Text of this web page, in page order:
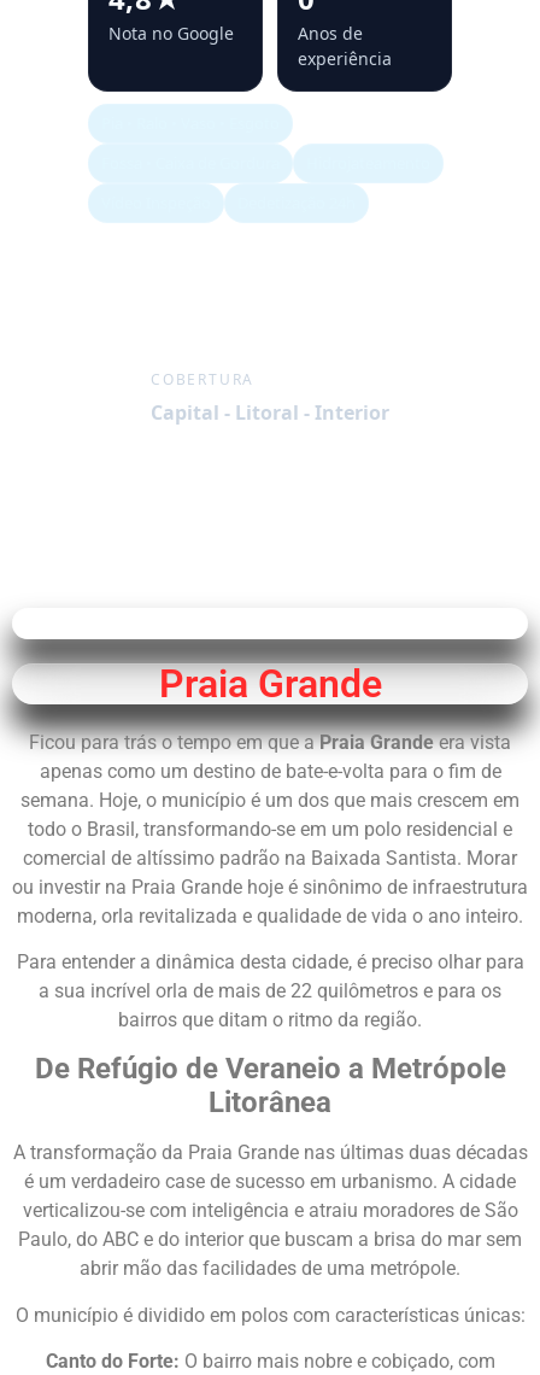
Nota no Google
Anos de
experiência
COBERTURA
Capital - Litoral - Interior
Praia Grande
Ficou para trás o tempo em que aPraia Grandeera vista
apenas como um destino de bate-e-volta para o fim de
semana. Hoje, o município é um dos que mais crescem em
todo o Brasil, transformando-se em um polo residencial e
comercial de altíssimo padrão na Baixada Santista. Morar
ou investir na Praia Grande hoje é sinônimo de infraestrutura
moderna, orla revitalizada e qualidade de vida o ano inteiro.
Para entender a dinâmica desta cidade, é preciso olhar para
a sua incrível orla de mais de 22 quilômetros e para os
bairros que ditam o ritmo da região.
De Refúgio de Veraneio a Metrópole
Litorânea
A transformação da Praia Grande nas últimas duas décadas
é um verdadeiro case de sucesso em urbanismo. A cidade
verticalizou-se com inteligência e atraiu moradores de São
Paulo, do ABC e do interior que buscam a brisa do mar sem
abrir mão das facilidades de uma metrópole.
O município é dividido em polos com características únicas:
Canto do Forte: O bairro mais nobre e cobiçado, com